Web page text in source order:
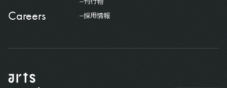
刊行物
Careers 採用情報